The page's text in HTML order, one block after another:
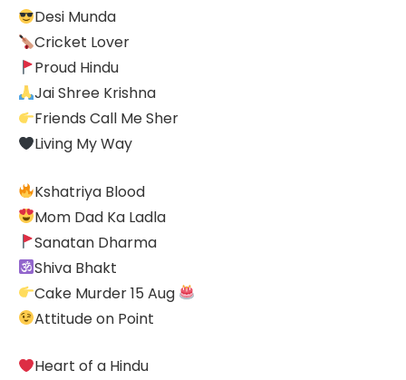
Desi Munda
Cricket Lover
Proud Hindu
Jai Shree Krishna
Friends Call Me Sher
Living My Way
Kshatriya Blood
Mom Dad Ka Ladla
Sanatan Dharma
Shiva Bhakt
Cake Murder 15 Aug
Attitude on Point
Heart of a Hindu